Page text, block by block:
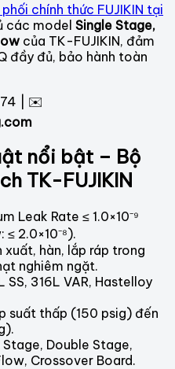
chính thức FUJIKIN tại
các model Single Stage,
của TK-FUJIKIN, đảm
đầy đủ, bảo hành toàn
| ✉️
nổi bật – Bộ
TK-FUJIKIN
Leak Rate ≤ 1.0×10⁻⁹
2.0×10⁻⁸).
xuất, hàn, lắp ráp trong
nghiêm ngặt.
SS, 316L VAR, Hastelloy
suất thấp (150 psig) đến
Stage, Double Stage,
Crossover Board.